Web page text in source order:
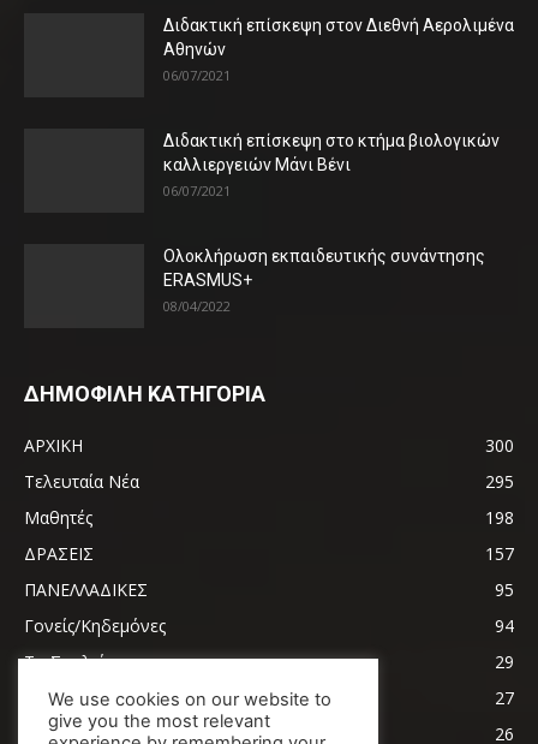
Διδακτική επίσκεψη στον Διεθνή Αερολιμένα
Αθηνών
06/07/2021
Διδακτική επίσκεψη στο κτήμα βιολογικών
καλλιεργειών Μάνι Βένι
06/07/2021
Ολοκλήρωση εκπαιδευτικής συνάντησης
ERASMUS+
08/04/2022
ΔΗΜΟΦΙΛΗ ΚΑΤΗΓΟΡΙΑ
ΑΡΧΙΚΗ
300
Τελευταία Νέα
295
Μαθητές
198
ΔΡΑΣΕΙΣ
157
ΠΑΝΕΛΛΑΔΙΚΕΣ
95
Γονείς/Κηδεμόνες
94
Το Σχολείο μας
29
Ειδικότητες
27
Τομέας Πληροφορικής
26
We use cookies on our website to
give you the most relevant